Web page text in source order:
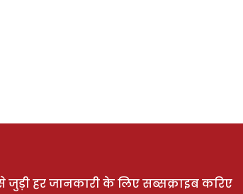
जुड़ी हर जानकारी के लिए सब्सक्राइब करिए